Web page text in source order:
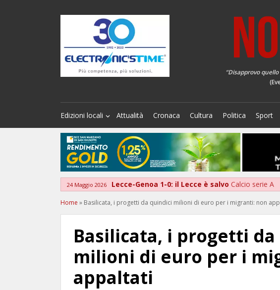
“Disapprovo
Edizioni locali Attualità Cronaca Cultura Politica Sport
24 Maggio 2026 Lecce-Genoa 1-0: il Lecce è salvo Calcio serie A
Home » Basilicata, i progetti da quindici milioni di euro per i migranti: non
Basilicata, i progetti
milioni di euro per i
appaltati